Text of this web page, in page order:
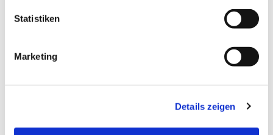
Statistiken
Marketing
Details zeigen